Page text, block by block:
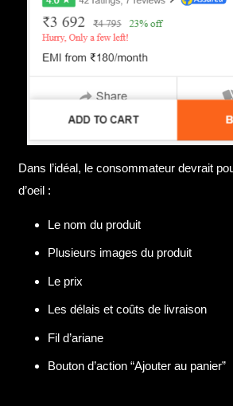
Dans l’idéal, le consommateur devrait
d’oeil :
Le nom du produit
Plusieurs images du produit
Le prix
Les délais et coûts de livraison
Fil d’ariane
Bouton d’action “Ajouter au panier”